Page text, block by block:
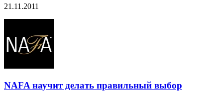
21.11.2011
NAFA научит делать правильный выбор